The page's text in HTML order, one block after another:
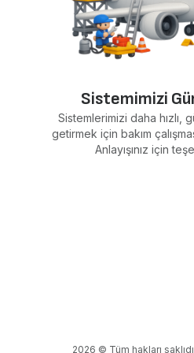
Sistemimizi
Sistemlerimizi daha hızlı,
getirmek için bakım
Anlayışınız için
2026 © Tüm hakları